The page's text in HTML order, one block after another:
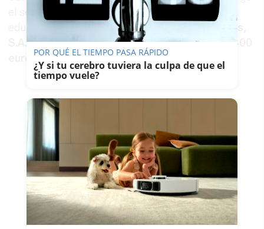
el servicio de mantenimiento de centros
educativos a la empresaTecnocontrol Servicios,
S.A.durante dos años, por un importe de
653.400
euros .
POR QUÉ EL TIEMPO PASA RÁPIDO
¿Y si tu cerebro tuviera la culpa de que el
tiempo vuele?